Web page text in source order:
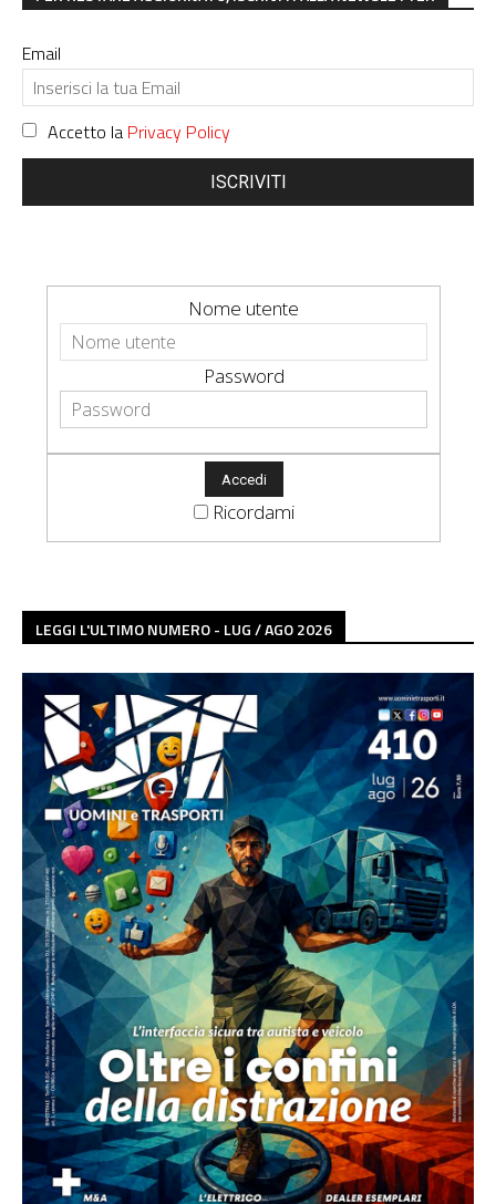
Email
Accetto la Privacy Policy
ISCRIVITI
Nome utente
Password
Ricordami
LEGGI L'ULTIMO NUMERO - LUG / AGO 2026